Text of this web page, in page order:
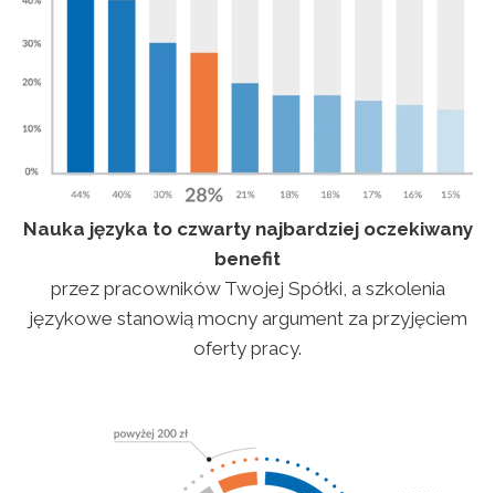
Nauka języka to czwarty najbardziej oczekiwany
benefit
przez pracowników Twojej Spółki, a szkolenia
językowe stanowią mocny argument za przyjęciem
oferty pracy.